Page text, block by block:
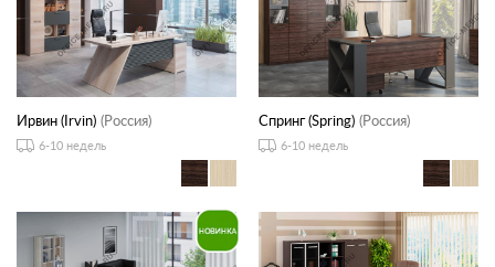
Ирвин (Irvin) (Россия)
6-10 недель
Спринг (Spring) (Россия)
6-10 недель